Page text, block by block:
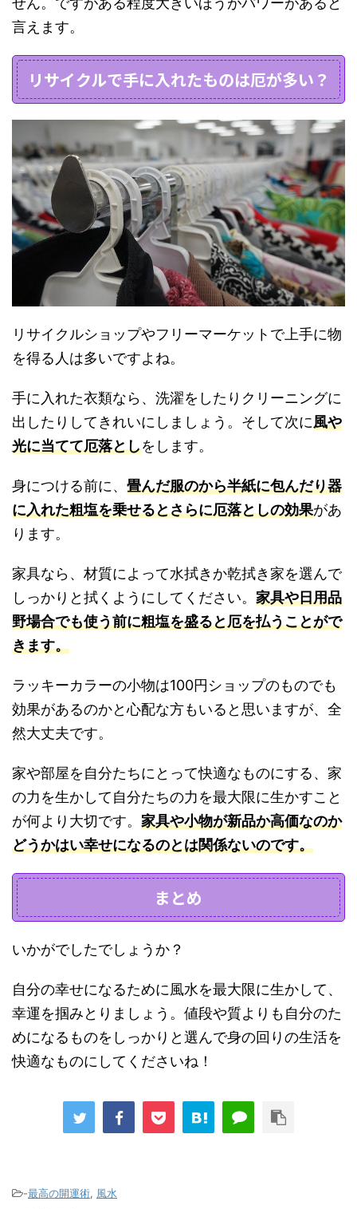
言えます。
リサイクルで手に入れたものは厄が多い？
リサイクルショップやフリーマーケットで上手に物
を得る人は多いですよね。
手に入れた衣類なら、洗濯をしたりクリーニングに
出したりしてきれいにしましょう。そして次に風や
光に当てて厄落としをします。
身につける前に、 畳んだ服のから半紙に包んだり器
に入れた粗塩を乗せるとさらに厄落としの効果があ
ります。
家具なら、材質によって水拭きか乾拭き家を選んで
しっかりと拭くようにしてください。 家具や日用品
野場合でも使う前に粗塩を盛ると厄を払うことがで
きます。
ラッキーカラーの小物は100円ショップのものでも
効果があるのかと心配な方もいると思いますが、全
然大丈夫です。
家や部屋を自分たちにとって快適なものにする、家
の力を生かして自分たちの力を最大限に生かすこと
が何より大切です。 家具や小物が新品か高価なのか
どうかはい幸せになるのとは関係ないのです。
まとめ
いかがでしたでしょうか？
自分の幸せになるために風水を最大限に生かして、
幸運を掴みとりましょう。値段や質よりも自分のた
めになるものをしっかりと選んで身の回りの生活を
快適なものにしてくださいね！
-最高の開運術, 風水